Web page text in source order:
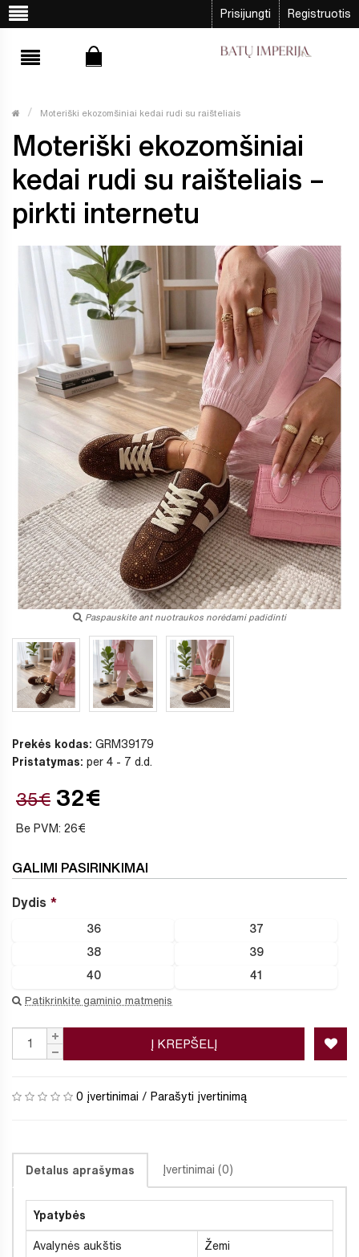
Prisijungti Registruotis
Moteriški ekozomšiniai kedai rudi su raišteliais
Moteriški ekozomšiniai
kedai rudi su raišteliais –
pirkti internetu
Paspauskite ant nuotraukos norėdami padidinti
Prekės kodas: GRM39179
Pristatymas: per 4 - 7 d.d.
35€ 32€
Be PVM: 26€
GALIMI PASIRINKIMAI
Dydis
36 37
38 39
40 41
Patikrinkite gaminio matmenis
Į KREPŠELĮ
0 įvertinimai / Parašyti įvertinimą
Detalus aprašymas Įvertinimai (0)
Ypatybės
Avalynės aukštis Žemi